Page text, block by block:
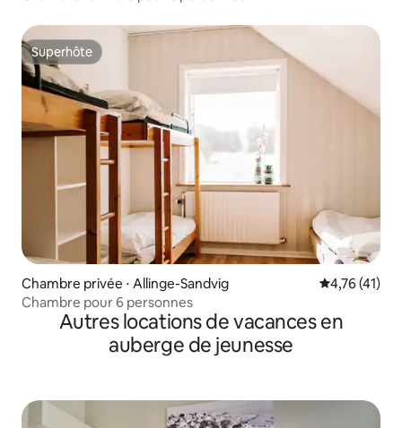
Superhôte
Superhôte
Chambre privée ⋅ Allinge-Sandvig Évaluation
4,76 (41)
Chambre pour 6 personnes
Autres locations de vacances en
auberge de jeunesse